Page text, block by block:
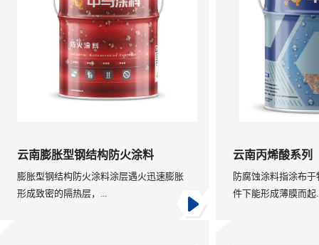
云南膨胀型钢结构防火涂料
膨胀型钢结构防火涂料涂层遇火迅速膨胀
形成致密的隔热层，...
云南丙烯酸系列
防腐蚀涂料指涂布
件下能形成薄膜而起